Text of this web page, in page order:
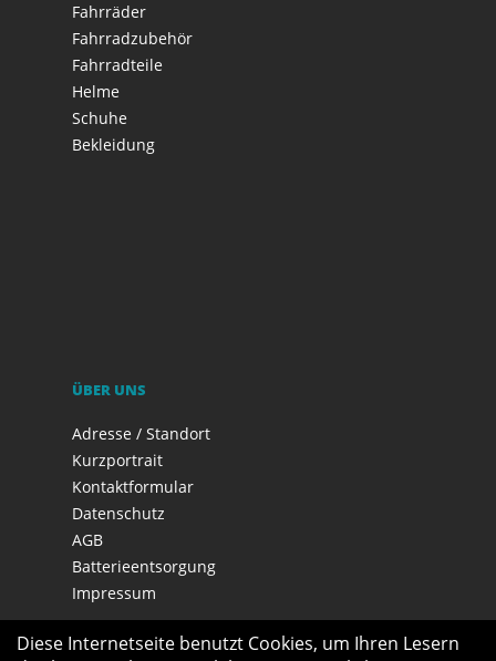
Fahrräder
Fahrradzubehör
Fahrradteile
Helme
Schuhe
Bekleidung
ÜBER UNS
Adresse / Standort
Kurzportrait
Kontaktformular
Datenschutz
AGB
Batterieentsorgung
Impressum
Diese Internetseite benutzt Cookies, um Ihren Lesern